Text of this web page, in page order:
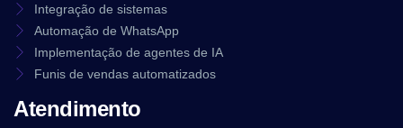
Integração de sistemas
Automação de WhatsApp
Implementação de agentes de IA
Funis de vendas automatizados
Atendimento